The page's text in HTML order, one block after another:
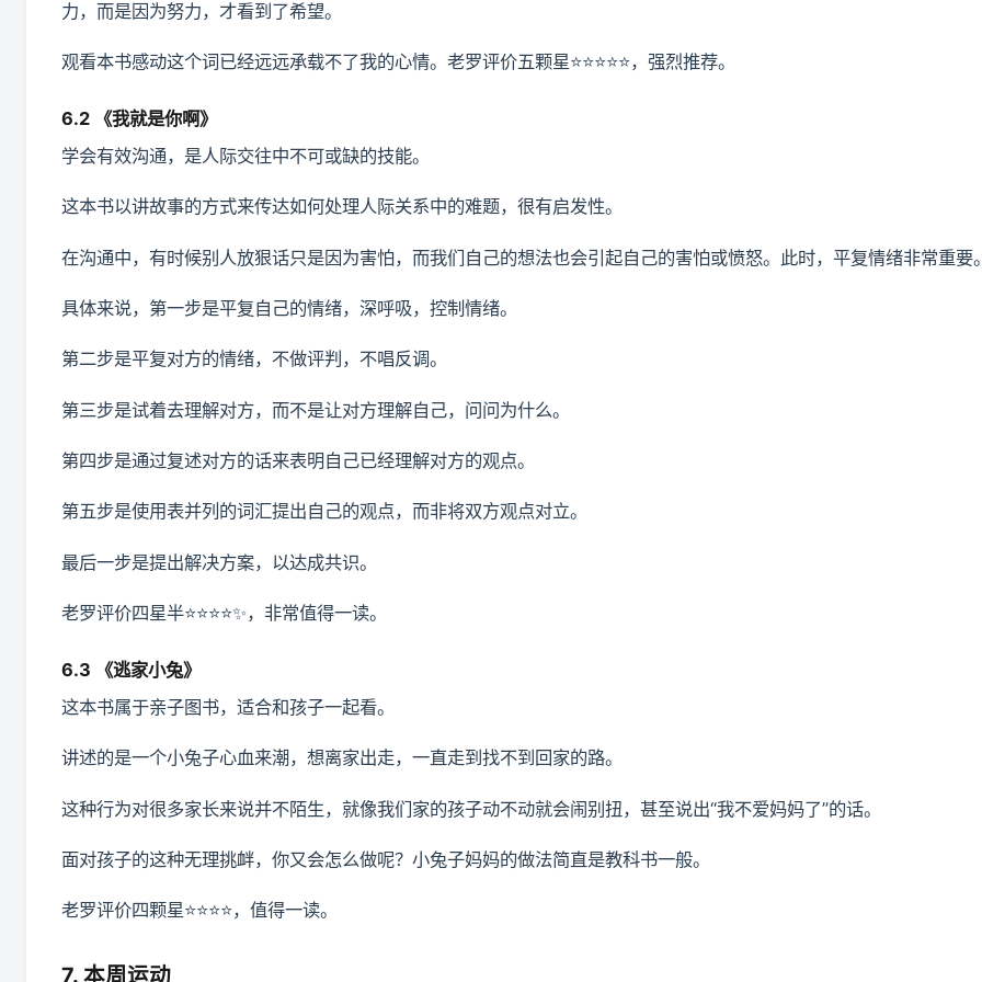
力，而是因为努力，才看到了希望。
观看本书感动这个词已经远远承载不了我的心情。老罗评价五颗星⭐️⭐️⭐️⭐️⭐️，强烈推荐。
6.2 《我就是你啊》
学会有效沟通，是人际交往中不可或缺的技能。
这本书以讲故事的方式来传达如何处理人际关系中的难题，很有启发性。
在沟通中，有时候别人放狠话只是因为害怕，而我们自己的想法也会引起自己的害怕或愤怒。此时，平复情绪非常重要
具体来说，第一步是平复自己的情绪，深呼吸，控制情绪。
第二步是平复对方的情绪，不做评判，不唱反调。
第三步是试着去理解对方，而不是让对方理解自己，问问为什么。
第四步是通过复述对方的话来表明自己已经理解对方的观点。
第五步是使用表并列的词汇提出自己的观点，而非将双方观点对立。
最后一步是提出解决方案，以达成共识。
老罗评价四星半⭐️⭐️⭐️⭐️✨，非常值得一读。
6.3 《逃家小兔》
这本书属于亲子图书，适合和孩子一起看。
讲述的是一个小兔子心血来潮，想离家出走，一直走到找不到回家的路。
这种行为对很多家长来说并不陌生，就像我们家的孩子动不动就会闹别扭，甚至说出“我不爱妈妈了”的话。
面对孩子的这种无理挑衅，你又会怎么做呢？小兔子妈妈的做法简直是教科书一般。
老罗评价四颗星⭐️⭐️⭐️⭐️，值得一读。
7. 本周运动